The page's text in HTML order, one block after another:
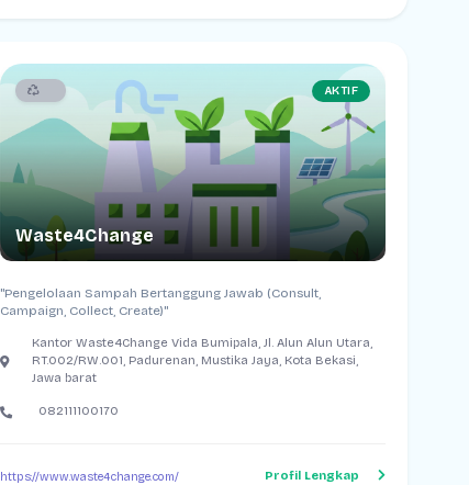
AKTIF
Waste4Change
"Pengelolaan Sampah Bertanggung Jawab (Consult,
Campaign, Collect, Create)"
Kantor Waste4Change Vida Bumipala, Jl. Alun Alun Utara,
RT.002/RW.001, Padurenan, Mustika Jaya, Kota Bekasi,
Jawa barat
082111100170
https://www.waste4change.com/ Profil Lengkap